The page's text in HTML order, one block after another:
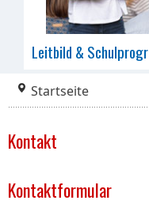
Leitbild &
Startseite
Kontakt
Kontaktformular